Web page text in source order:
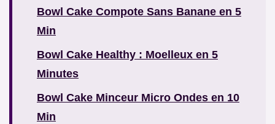
Bowl Cake Compote Sans Banane en 5
Min
Bowl Cake Healthy : Moelleux en 5
Minutes
Bowl Cake Minceur Micro Ondes en 10
Min